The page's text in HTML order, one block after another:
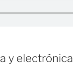
y electrónica